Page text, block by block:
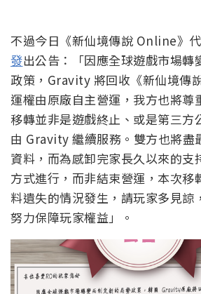
不過今日《新仙境傳說 Online》
發出公告：「因應全球遊戲市場轉
政策，Gravity 將回收《新仙境傳
運權由原廠自主營運，我方也將尊
移轉並非是遊戲終止、或是第三方
由 Gravity 繼續服務。雙方也將盡
資料，而為感卸完家長久以來的支
方式進行，而非結束營運，本次移
料遺失的情況發生，請玩家多見諒
努力保障玩家權益」。